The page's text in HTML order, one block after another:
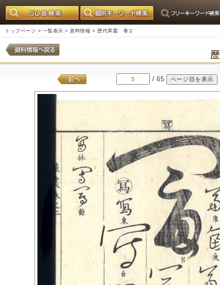
トップページ > 一覧表示 > 資料情報 > 歴代草叢 巻２
/ 65